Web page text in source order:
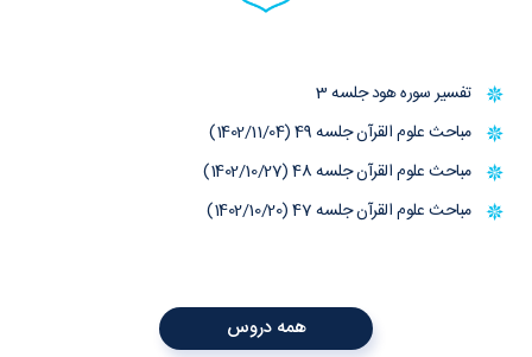
تفسیر سوره هود جلسه 3
مباحث علوم القرآن جلسه 49 (1402/11/04)
مباحث علوم القرآن جلسه 48 (1402/10/27)
مباحث علوم القرآن جلسه 47 (1402/10/20)
همه دروس